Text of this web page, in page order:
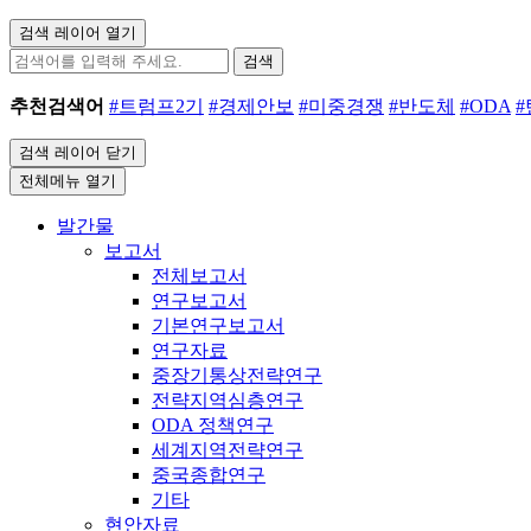
검색 레이어 열기
검색
추천검색어 #트럼프2기 #경제안보 #미중경쟁 #반도체 #ODA #
검색 레이어 닫기
전체메뉴 열기
발간물
보고서
전체보고서
연구보고서
기본연구보고서
연구자료
중장기통상전략연구
전략지역심층연구
ODA 정책연구
세계지역전략연구
중국종합연구
기타
현안자료